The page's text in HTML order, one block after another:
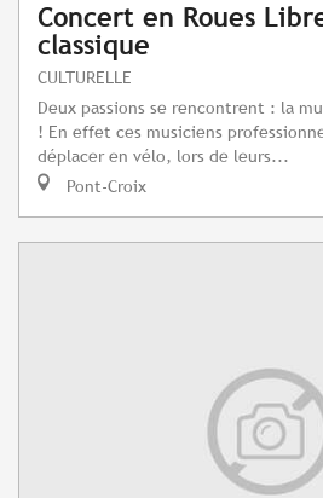
Concert en Roues
classique
CULTURELLE
Deux passions se rencontrent : la
! En effet ces musiciens
déplacer en vélo, lors de leurs...
Pont-Croix